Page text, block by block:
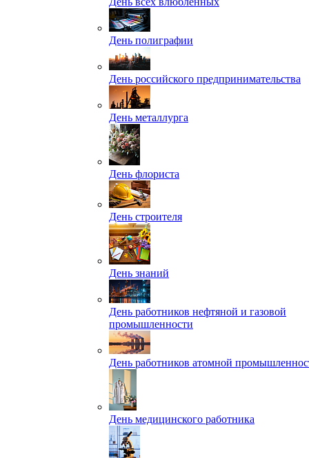
День полиграфии
День российского предпринимательства
День металлурга
День флориста
День строителя
День знаний
День работников нефтяной и газовой
промышленности
День работников атомной
День медицинского работника